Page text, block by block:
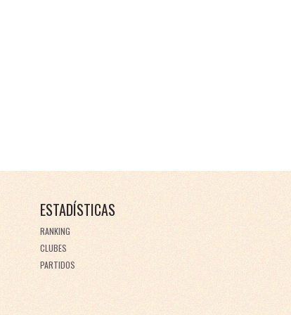
ESTADÍSTICAS
RANKING
CLUBES
PARTIDOS